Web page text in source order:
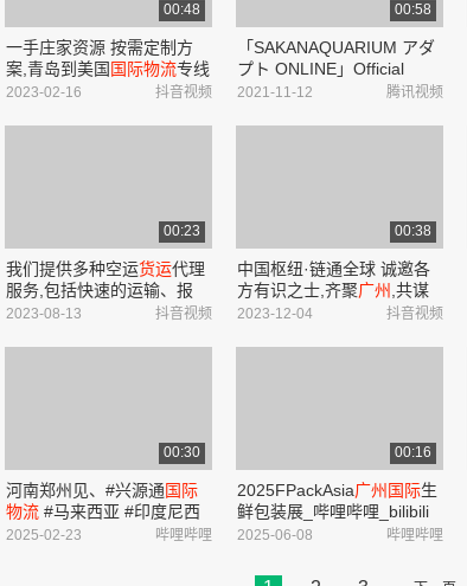
00:48
一手庄家资源 按需定制方
案,青岛到美国 国际物流专线
行情怎么样?美国
国际物流
抖音视频
2023-02-16
00:58
「SAKANAQUARIUM アダ
プト ONLINE」Official
Trailer part1
腾讯视频
2021-11-12
00:23
我们提供多种空运货运代理
服务,包括快速的运输、报
关、保险等专业服务.我们的
抖音视频
2023-08-13
00:38
中国枢纽·链通全球 诚邀各
方有识之士,齐聚广州 ,共谋
发展,共赢未来 IATA北亚地
抖音视频
2023-12-04
00:30
河南郑州见、#兴源通国际
物流 #马来西亚 #印度尼西
亚 #台湾 #菲律宾_哔哩哔哩
哔哩哔哩
2025-02-23
00:16
2025FPackAsia广州 国际生
鲜包装展_哔哩哔哩_bilibili
哔哩哔哩
2025-06-08